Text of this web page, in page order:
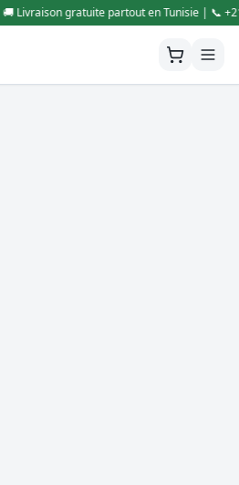
Livraison gratuite partout en Tunisie | 📞